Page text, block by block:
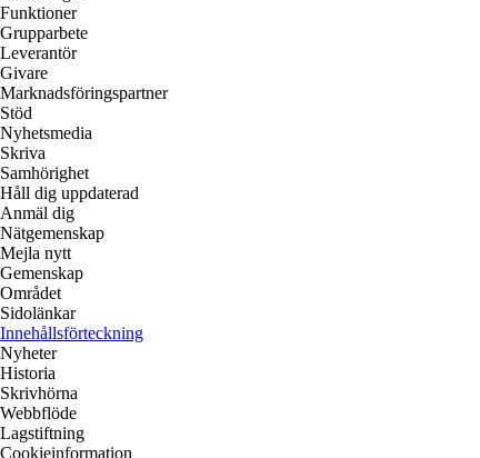
Funktioner
Grupparbete
Leverantör
Givare
Marknadsföringspartner
Stöd
Nyhetsmedia
Skriva
Samhörighet
Håll dig uppdaterad
Anmäl dig
Nätgemenskap
Mejla nytt
Gemenskap
Området
Sidolänkar
Innehållsförteckning
Nyheter
Historia
Skrivhörna
Webbflöde
Lagstiftning
Cookieinformation